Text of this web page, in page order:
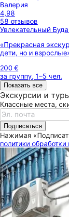
Валерия
4,98
58 отзывов
Увлекательный
«Прекрасная
дети, но и
200 €
за группу, 1–5 чел.
Показать все
Экскурсии и
Классные места,
Подписаться
Нажимая
политики